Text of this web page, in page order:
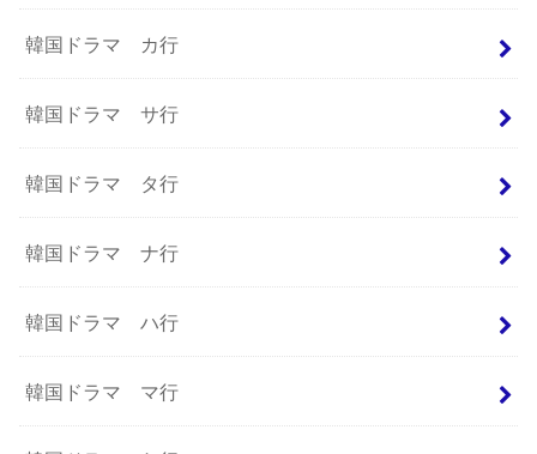
韓国ドラマ カ行
韓国ドラマ サ行
韓国ドラマ タ行
韓国ドラマ ナ行
韓国ドラマ ハ行
韓国ドラマ マ行